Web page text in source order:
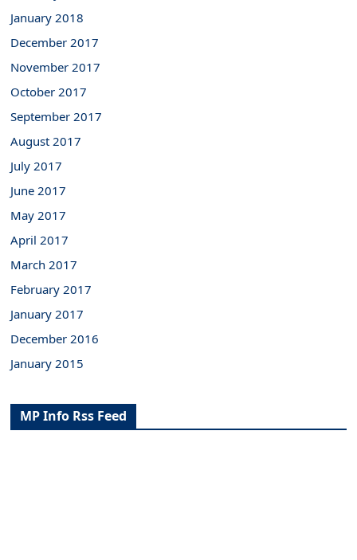
January 2018
December 2017
November 2017
October 2017
September 2017
August 2017
July 2017
June 2017
May 2017
April 2017
March 2017
February 2017
January 2017
December 2016
January 2015
MP Info Rss Feed